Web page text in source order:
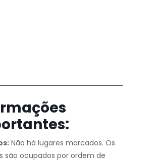
Não há lugares marcados. Os
são ocupados por ordem de